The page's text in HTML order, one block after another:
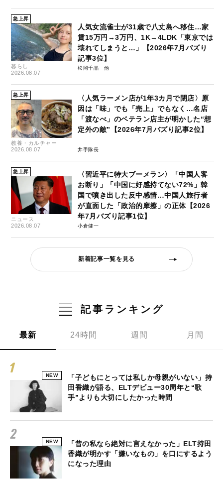
急上昇
暮らし
2026.08.07
人気女流雀士が31歳で八丈島へ移住…家
賃15万円→3万円、1K→4LDK「東京では
壊れてしまうと…」【2026年7月バズり
記事3位】
松岡千晶
急上昇
教養・カルチャー
2026.08.07
〈人気ラーメン店が1年3カ月で閉店〉原
因は「味」でも「売上」でもなく…名店
「渡なべ」のベテラン店主が明かした“想
定外の敵”【2026年7月バズり記事2位】
井手隊長
急上昇
ニュース
2026.08.07
〈習近平に特大ブーメラン〉「中国人客
お断り」「中国に好感持てない72%」韓
国で噴き出した反中感情…中国人旅行者
が直面した「政治的摩擦」の正体【2026
年7月バズり記事1位】
小倉健一
新着記事一覧を見る
記事ランキング
最新 24時間 週間 月間
NEW
「子どもにとっては私しか母親がいない」持
田香織が語る、ELTデビュー30周年と“歌
手”よりも大切にしたかった時間
NEW
「昔の私なら絶対に言えなかった」ELT持田
香織が明かす「嫌いなもの」を口にするよう
になった理由